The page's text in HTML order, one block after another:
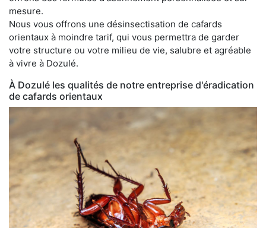
mesure.
Nous vous offrons une désinsectisation de cafards
orientaux à moindre tarif, qui vous permettra de garder
votre structure ou votre milieu de vie, salubre et agréable
à vivre à Dozulé.
À Dozulé les qualités de notre entreprise d'éradication
de cafards orientaux